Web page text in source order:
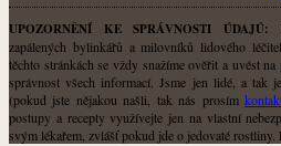
UPOZORNĚNÍ KE SPRÁVNOSTI ÚDAJŮ:
zapálených bylinkářů a milovníků lidového
těchto stránkách se vždy snažíme ověřit a uvést
správnost všech informací. Jsme jen lidé, a tak
(pokud jste nějakou našli, tak nás prosím
postupy a recepty využívejte jen na vlastní
svým lékařem, zvlášť pokud jde o jedovaté rostliny.